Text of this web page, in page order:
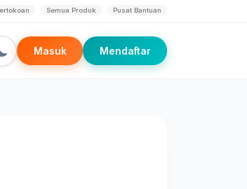
Semua Produk Pusat Bantuan
Masuk Mendaftar